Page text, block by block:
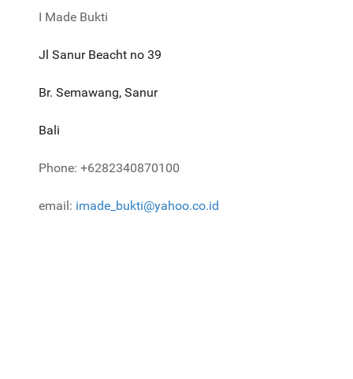
I Made Bukti
Jl Sanur Beacht no 39
Br. Semawang, Sanur
Bali
Phone: +6282340870100
email: imade_bukti@yahoo.co.id